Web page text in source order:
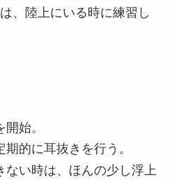
、陸上にいる時に練習し
始。
的に耳抜きを行う。
ない時は、ほんの少し浮上